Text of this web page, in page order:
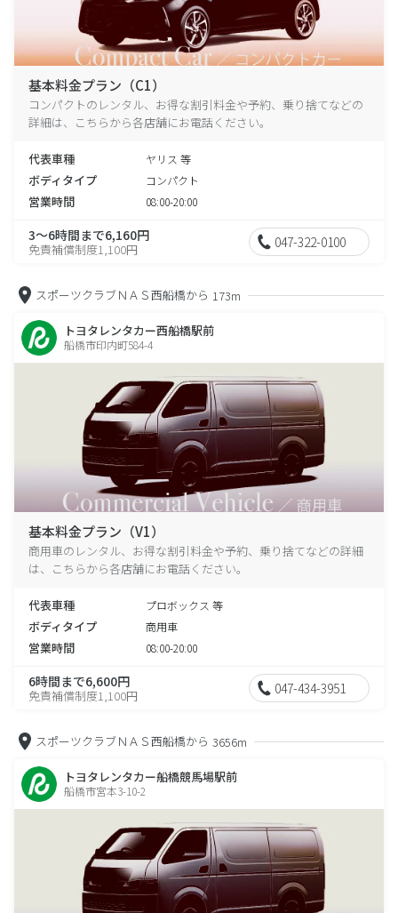
基本料金プラン（C1）
コンパクトのレンタル、お得な割引料金や予約、乗り捨てなどの
詳細は、こちらから各店舗にお電話ください。
代表車種 ヤリス 等
ボディタイプ コンパクト
営業時間 08:00-20:00
3～6時間まで6,160円
免責補償制度1,100円 047-322-0100
スポーツクラブＮＡＳ西船橋から 173m
トヨタレンタカー西船橋駅前
船橋市印内町584-4
基本料金プラン（V1）
商用車のレンタル、お得な割引料金や予約、乗り捨てなどの詳細
は、こちらから各店舗にお電話ください。
代表車種 プロボックス 等
ボディタイプ 商用車
営業時間 08:00-20:00
6時間まで6,600円
免責補償制度1,100円 047-434-3951
スポーツクラブＮＡＳ西船橋から 3656m
トヨタレンタカー船橋競馬場駅前
船橋市宮本3-10-2